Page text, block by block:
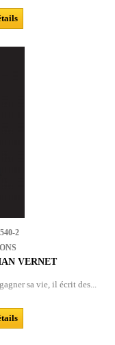
2
VERNET
sa vie, il écrit des...